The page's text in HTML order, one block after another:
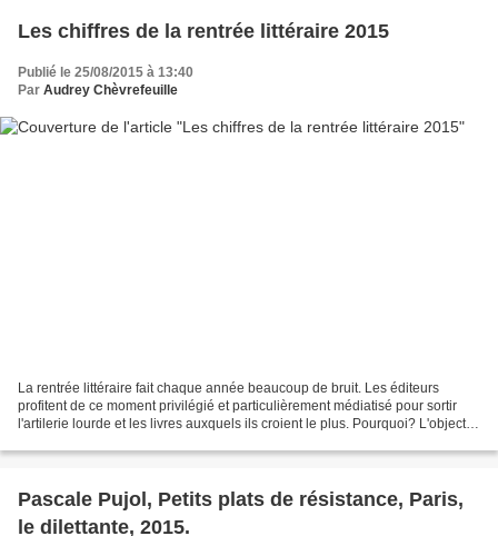
Les chiffres de la rentrée littéraire 2015
Publié le 25/08/2015 à 13:40
Par Audrey Chèvrefeuille
La rentrée littéraire fait chaque année beaucoup de bruit. Les éditeurs
profitent de ce moment privilégié et particulièrement médiatisé pour sortir
l'artilerie lourde et les livres auxquels ils croient le plus. Pourquoi? L'objectif
Pascale Pujol, Petits plats de résistance, Paris,
le dilettante, 2015.